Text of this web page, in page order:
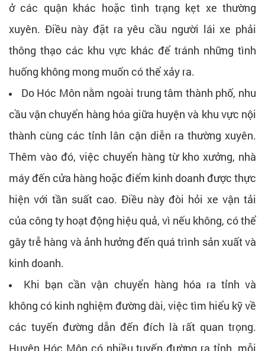
ở các quận khác hoặc tình trạng kẹt xe thường
xuyên. Điều này đặt ra yêu cầu người lái xe phải
thông thạo các khu vực khác để tránh những tình
huống không mong muốn có thể xảy ra.
Do Hóc Môn nằm ngoài trung tâm thành phố, nhu
cầu vận chuyển hàng hóa giữa huyện và khu vực nội
thành cùng các tỉnh lân cận diễn ra thường xuyên.
Thêm vào đó, việc chuyển hàng từ kho xưởng, nhà
máy đến cửa hàng hoặc điểm kinh doanh được thực
hiện với tần suất cao. Điều này đòi hỏi xe vận tải
của công ty hoạt động hiệu quả, vì nếu không, có thể
gây trễ hàng và ảnh hưởng đến quá trình sản xuất và
kinh doanh.
Khi bạn cần vận chuyển hàng hóa ra tỉnh và
không có kinh nghiệm đường dài, việc tìm hiểu kỹ về
các tuyến đường dẫn đến đích là rất quan trọng.
Huyện Hóc Môn có nhiều tuyến đường ra tỉnh, mỗi